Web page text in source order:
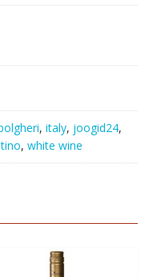
, italy, joogid24,
, white wine